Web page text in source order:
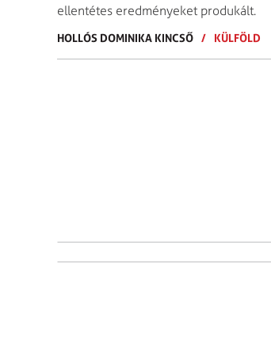
ellentétes eredményeket produkált.
HOLLÓS DOMINIKA KINCSŐ / KÜLFÖLD